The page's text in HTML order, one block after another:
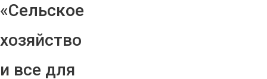
«Сельское
хозяйство
и все для